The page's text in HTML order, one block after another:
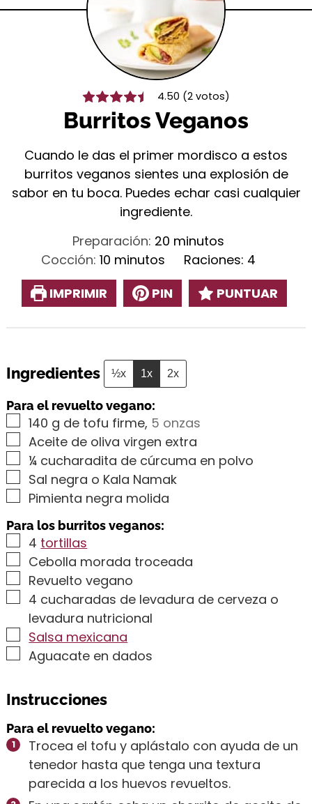
4.50 (2 votos)
Burritos Veganos
Cuando le das el primer mordisco a estos
burritos veganos sientes una explosión de
sabor en tu boca. Puedes echar casi cualquier
ingrediente.
Preparación: 20 minutos
minutos
Cocción:10 minutos
minutos Raciones: 4
IMPRIMIR
PIN PUNTUAR
Ingredientes ½x 1x 2x
Para el revuelto vegano:
▢
140 g de tofu firme, 5 onzas
▢
Aceite de oliva virgen extra
▢
¼ cucharadita de cúrcuma en polvo
▢
Sal negra o Kala Namak
▢
Pimienta negra molida
Para los burritos veganos:
▢
4 tortillas
▢
Cebolla morada troceada
▢
Revuelto vegano
▢
4 cucharadas de levadura de cerveza o
levadura nutricional
▢
Salsa mexicana
▢
Aguacate en dados
Instrucciones
Para el revuelto vegano:
Trocea el tofu y aplástalo con ayuda de un
tenedor hasta que tenga una textura
parecida a los huevos revueltos.